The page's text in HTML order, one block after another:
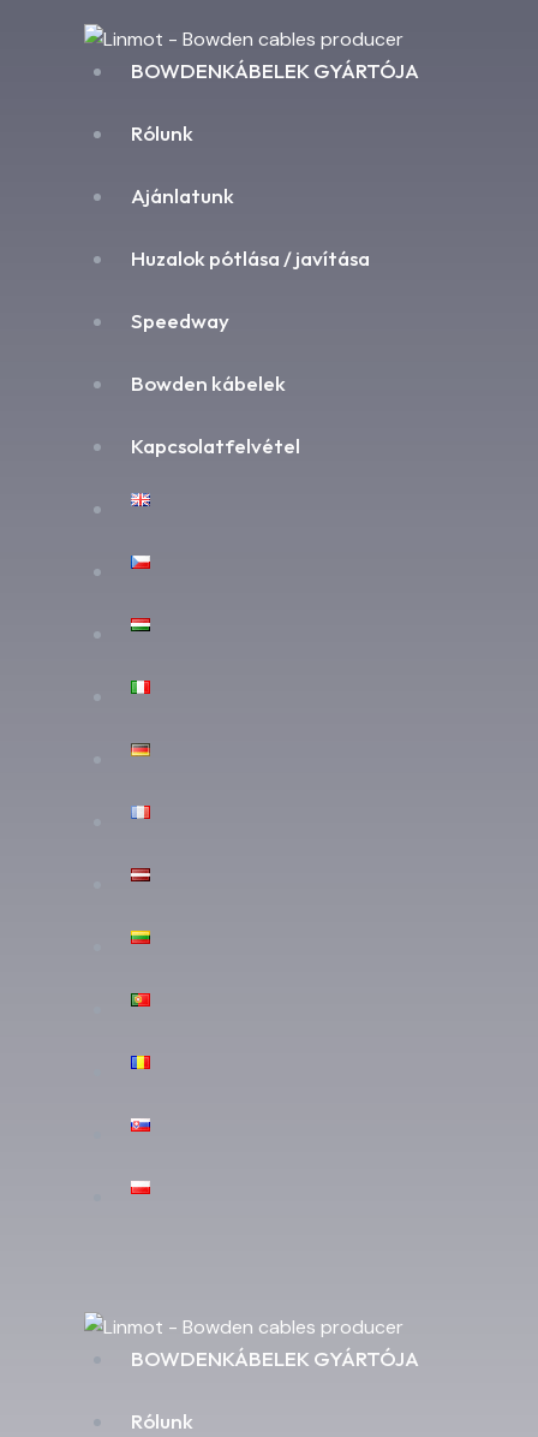
BOWDENKÁBELEK GYÁRTÓJA
Rólunk
Ajánlatunk
Huzalok pótlása / javítása
Speedway
Bowden kábelek
Kapcsolatfelvétel
BOWDENKÁBELEK GYÁRTÓJA
Rólunk